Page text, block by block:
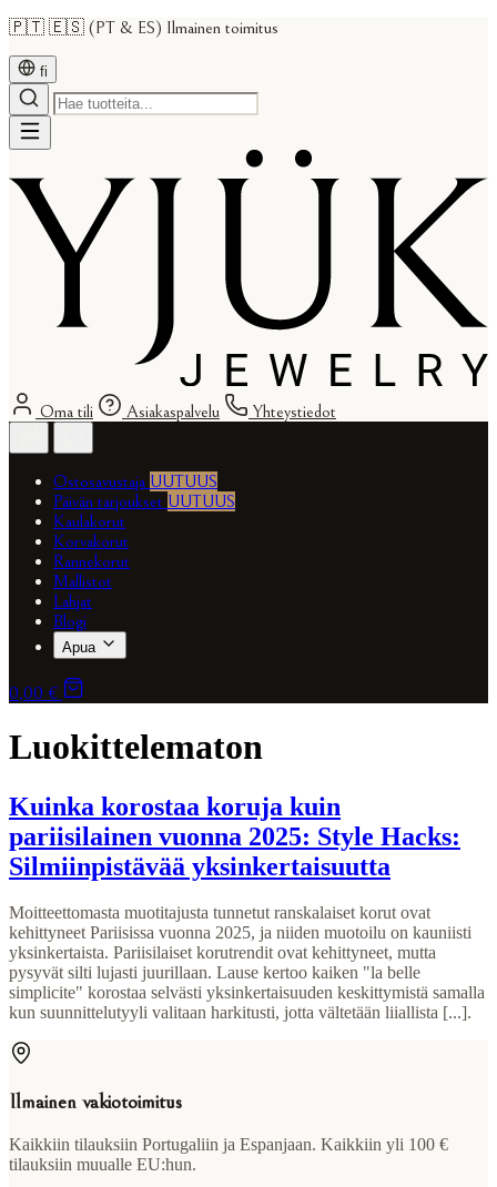
🇵🇹 🇪🇸 (PT & ES) Ilmainen toimitus
fi
Oma tili Asiakaspalvelu Yhteystiedot
Ostosavustaja UUTUUS
Päivän tarjoukset UUTUUS
Kaulakorut
Korvakorut
Rannekorut
Mallistot
Lahjat
Blogi
Apua
0,00 €
Luokittelematon
Kuinka korostaa koruja kuin
pariisilainen vuonna 2025: Style Hacks:
Silmiinpistävää yksinkertaisuutta
Moitteettomasta muotitajusta tunnetut ranskalaiset korut ovat
kehittyneet Pariisissa vuonna 2025, ja niiden muotoilu on kauniisti
yksinkertaista. Pariisilaiset korutrendit ovat kehittyneet, mutta
pysyvät silti lujasti juurillaan. Lause kertoo kaiken "la belle
simplicite" korostaa selvästi yksinkertaisuuden keskittymistä samalla
kun suunnittelutyyli valitaan harkitusti, jotta vältetään liiallista [...].
Ilmainen vakiotoimitus
Kaikkiin tilauksiin Portugaliin ja Espanjaan. Kaikkiin yli 100 €
tilauksiin muualle EU:hun.